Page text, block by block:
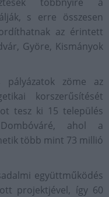
s erre összesen
az érintett
Györe, Kismányok
pályázatok zöme az
korszerűsítését
tesz ki 15 település
ahol a
több mint 73 millió
együttműködés
projektjével, így 60